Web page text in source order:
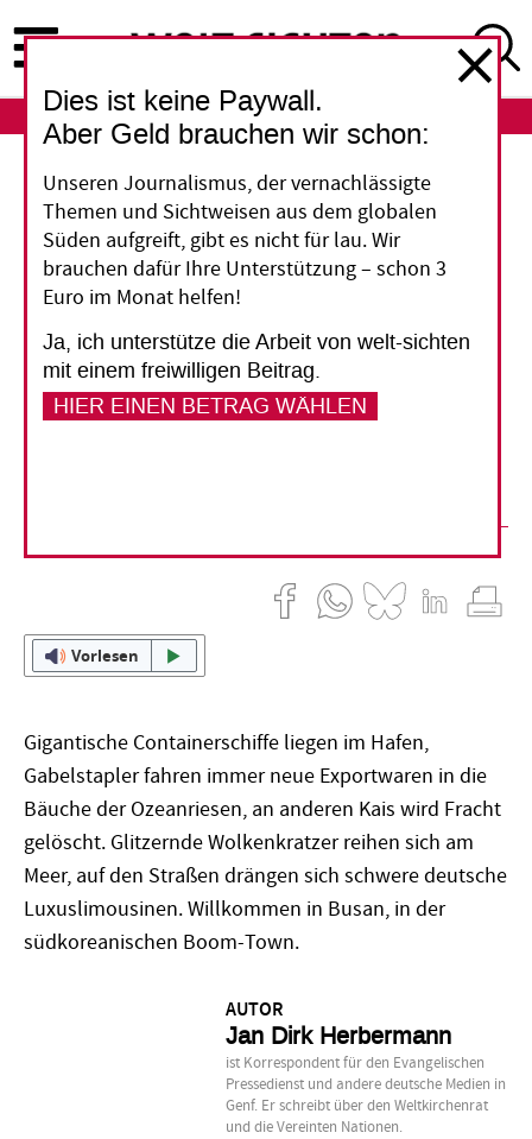
zum
Inhalt
ABO
Kirchen: Gegen die gottlose
Weltwirtschaft
Ausgerechnet in einer der Metropolen der
Globalisierung hat der Ökumenische Rat der
Kirchen zur großen Kritik am Kapitalismus
ausgeholt: Auf seiner Vollversammlung im
südkoreanischen Busan haben Kirchen aus
Vorlesen
Gigantische Containerschiffe liegen im Hafen,
Gabelstapler fahren immer neue Exportwaren in die
Bäuche der Ozeanriesen, an anderen Kais wird Fracht
gelöscht. Glitzernde Wolkenkratzer reihen sich am
Meer, auf den Straßen drängen sich schwere deutsche
Luxuslimousinen. Willkommen in Busan, in der
südkoreanischen Boom-Town.
AUTOR
Jan Dirk Herbermann
ist Korrespondent für den Evangelischen
Pressedienst und andere deutsche Medien in
Genf. Er schreibt über den Weltkirchenrat
und die Vereinten Nationen.
Dies ist keine Paywall.
Aber Geld brauchen wir schon:
Unseren Journalismus, der vernachlässigte
Themen und Sichtweisen aus dem globalen
Süden aufgreift, gibt es nicht für lau. Wir
brauchen dafür Ihre Unterstützung – schon 3
Euro im Monat helfen!
Ja, ich unterstütze die Arbeit von welt-sichten
mit einem freiwilligen Beitrag.
HIER EINEN BETRAG WÄHLEN